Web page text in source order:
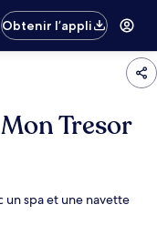
Obtenir l’appli
Tresor
un spa et une navette